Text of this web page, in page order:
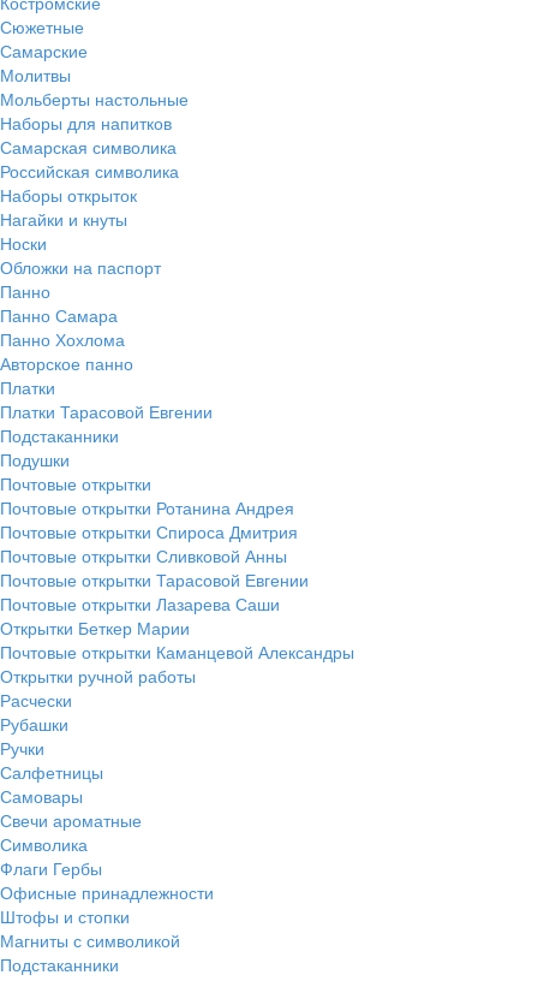
Сюжетные
Самарские
Молитвы
Мольберты настольные
Наборы для напитков
Самарская символика
Российская символика
Наборы открыток
Нагайки и кнуты
Носки
Обложки на паспорт
Панно
Панно Самара
Панно Хохлома
Авторское панно
Платки
Платки Тарасовой Евгении
Подстаканники
Подушки
Почтовые открытки
Почтовые открытки Ротанина Андрея
Почтовые открытки Спироса Дмитрия
Почтовые открытки Сливковой Анны
Почтовые открытки Тарасовой Евгении
Почтовые открытки Лазарева Саши
Открытки Беткер Марии
Почтовые открытки Каманцевой Александры
Открытки ручной работы
Расчески
Рубашки
Ручки
Салфетницы
Самовары
Свечи ароматные
Символика
Флаги Гербы
Офисные принадлежности
Штофы и стопки
Магниты с символикой
Подстаканники